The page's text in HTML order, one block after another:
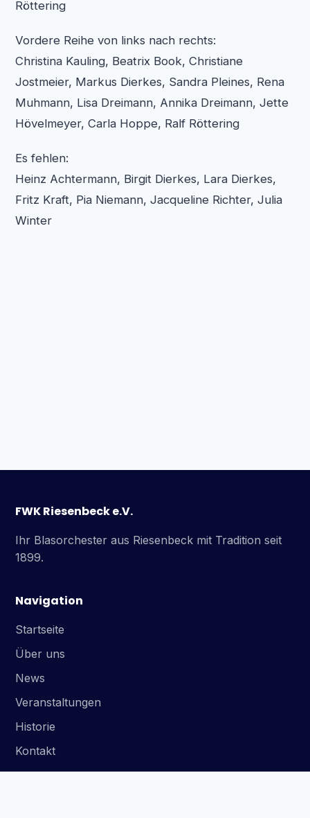
Röttering
Vordere Reihe von links nach rechts:
Christina Kauling, Beatrix Book, Christiane
Jostmeier, Markus Dierkes, Sandra Pleines, Rena
Muhmann, Lisa Dreimann, Annika Dreimann, Jette
Hövelmeyer, Carla Hoppe, Ralf Röttering
Es fehlen:
Heinz Achtermann, Birgit Dierkes, Lara Dierkes,
Fritz Kraft, Pia Niemann, Jacqueline Richter, Julia
Winter
FWK Riesenbeck e.V.
Ihr Blasorchester aus Riesenbeck mit Tradition seit
1899.
Navigation
Startseite
Über uns
News
Veranstaltungen
Historie
Kontakt